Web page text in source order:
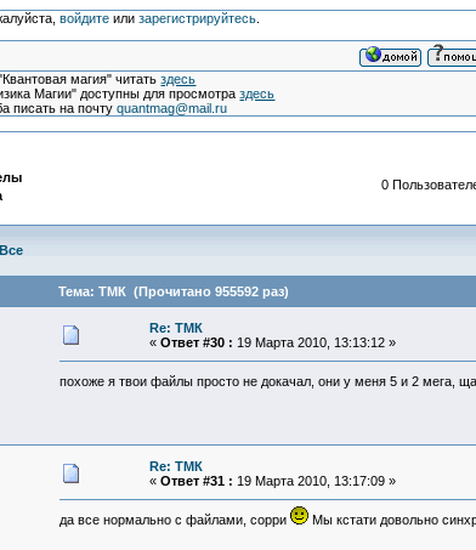
войдитеили зарегистрируйтесь.
магия" читатьздесь
Магии" доступны для просмотраздесь
писать на почтуquantmag@mail.ru
0
Все
Тема: ТМК (Прочитано 955592 раз)
Re: ТМК
« Ответ #30 : 19 Марта 2010, 13:13:12 »
похоже я твои файлы просто не докачал, они у меня 5 и 2 мега,
Re: ТМК
« Ответ #31 : 19 Марта 2010, 13:17:09 »
да все нормально с файлами, сорри Мы кстати довольно